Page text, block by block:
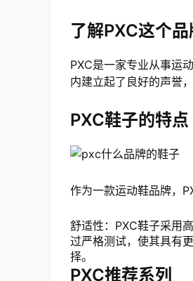
了解PXC这个品
PXC是一家专业从事运
内建立起了良好的声誉
PXC鞋子的特点
作为一款运动鞋品牌，
舒适性：PXC鞋子采用
过严格测试，使其具有
择。
PXC推荐系列